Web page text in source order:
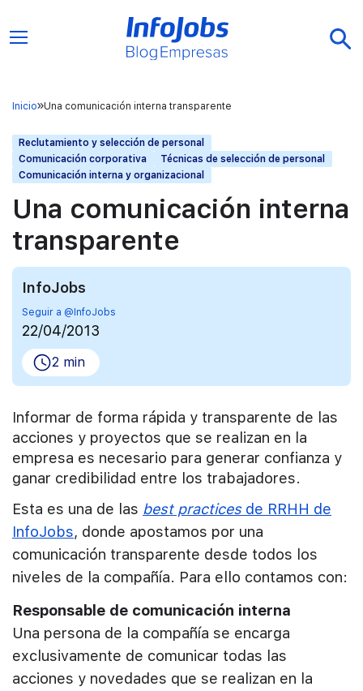
Inicio Una comunicación interna transparente
Reclutamiento y selección de personal
Comunicación corporativa
Técnicas de selección de personal
Comunicación interna y organizacional
Una comunicación interna
transparente
InfoJobs
Seguir a @InfoJobs
22/04/2013
2 min
Informar de forma rápida y transparente de las
acciones y proyectos que se realizan en la
empresa es necesario para generar confianza y
ganar credibilidad entre los trabajadores.
Esta es una de las best practicesde RRHH de
InfoJobs, donde apostamos por una
comunicación transparente desde todos los
niveles de la compañía. Para ello contamos con:
Responsable de comunicación interna
Una persona de la compañía se encarga
exclusivamente de comunicar todas las
acciones y novedades que se realizan en la